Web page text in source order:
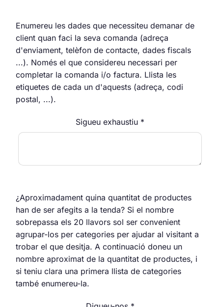
Enumereu les dades que necessiteu demanar de
client quan faci la seva comanda (adreça
d'enviament, telèfon de contacte, dades fiscals
...). Només el que considereu necessari per
completar la comanda i/o factura. Llista les
etiquetes de cada un d'aquests (adreça, codi
postal, ...).
Sigueu exhaustiu *
¿Aproximadament quina quantitat de productes
han de ser afegits a la tenda? Si el nombre
sobrepassa els 20 llavors sol ser convenient
agrupar-los per categories per ajudar al visitant a
trobar el que desitja. A continuació doneu un
nombre aproximat de la quantitat de productes, i
si teniu clara una primera llista de categories
també enumereu-la.